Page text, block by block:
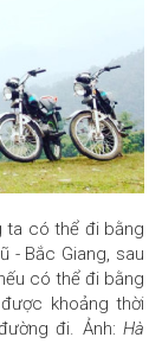
ta có thể đi bằng
- Bắc Giang, sau
có thể đi bằng
khoảng thời
đi. Ảnh: Hà